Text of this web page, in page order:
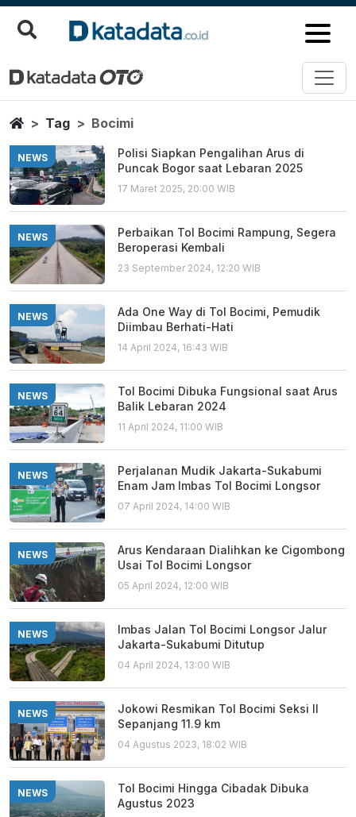
Bocimi
Berita Terbaru
HomeTag Bocimi
NEWS
Polisi Siapkan Pengalihan Arus di
Puncak Bogor saat Lebaran 2025
17 Maret 2025, 20:00 WIB
NEWS
Perbaikan Tol Bocimi Rampung, Segera
Beroperasi Kembali
23 September 2024, 12:20 WIB
NEWS
Ada One Way di Tol Bocimi, Pemudik
Diimbau Berhati-Hati
14 April 2024, 16:43 WIB
NEWS
Tol Bocimi Dibuka Fungsional saat Arus
Balik Lebaran 2024
11 April 2024, 11:00 WIB
NEWS
Perjalanan Mudik Jakarta-Sukabumi
Enam Jam Imbas Tol Bocimi Longsor
07 April 2024, 14:00 WIB
NEWS
Arus Kendaraan Dialihkan ke Cigombong
Usai Tol Bocimi Longsor
05 April 2024, 12:00 WIB
NEWS
Imbas Jalan Tol Bocimi Longsor Jalur
Jakarta-Sukabumi Ditutup
04 April 2024, 13:00 WIB
NEWS
Jokowi Resmikan Tol Bocimi Seksi II
Sepanjang 11.9 km
04 Agustus 2023, 18:02 WIB
NEWS
Tol Bocimi Hingga Cibadak Dibuka
Agustus 2023